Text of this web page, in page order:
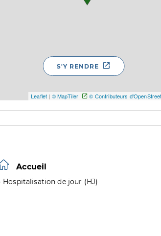
Leaflet | © MapTiler © Contributeurs
S'Y RENDRE
Accueil
Hospitalisation de jour (HJ)